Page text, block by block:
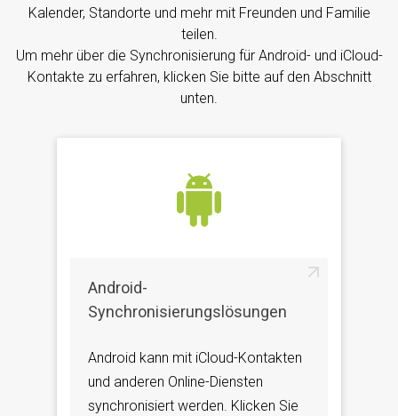
Kalender, Standorte und mehr mit Freunden und Familie
teilen.
Um mehr über die Synchronisierung für Android- und iCloud-
Kontakte zu erfahren, klicken Sie bitte auf den Abschnitt
unten.
Android-
Synchronisierungslösungen
Android kann mit iCloud-Kontakten
und anderen Online-Diensten
synchronisiert werden. Klicken Sie